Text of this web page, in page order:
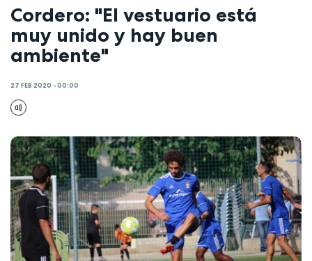
Cordero: "El vestuario está
muy unido y hay buen
ambiente"
27 FEB 2020 - 00:00